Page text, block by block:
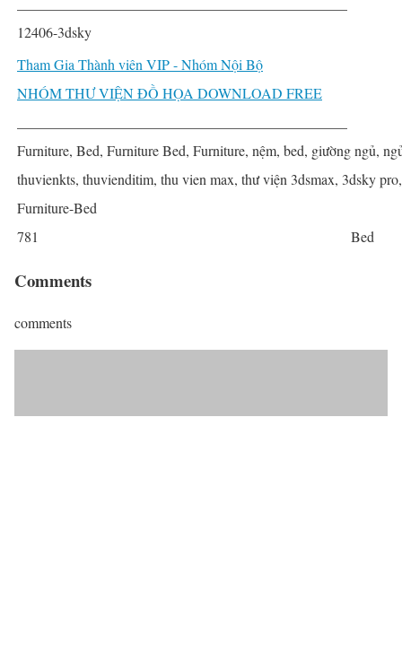
12406-3dsky
Tham Gia Thành viên VIP - Nhóm Nội Bộ
NHÓM THƯ VIỆN ĐỒ HỌA DOWNLOAD FREE
Furniture, Bed, Furniture Bed, Furniture, nệm, bed, giường ngủ,
thuvienkts, thuvienditim, thu vien max, thư viện 3dsmax, 3dsky
Furniture-Bed
781
Bed
Comments
comments